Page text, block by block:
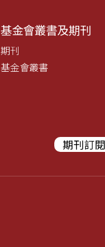
基金會叢書及期刊
期刊
基金會叢書
期刊訂閱